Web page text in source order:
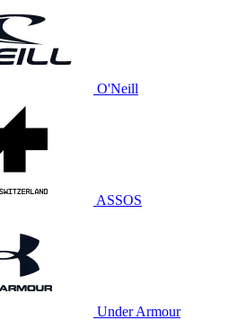
O'Neill
ASSOS
Under Armour